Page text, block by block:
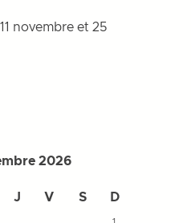
novembre et 25
2026
J V S D